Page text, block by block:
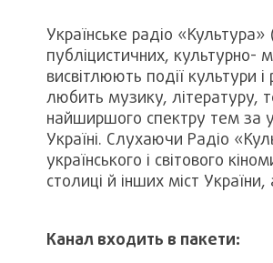
Українське радіо
публіцистичних, культурно-
висвітлюють події культури
любить музику, літературу,
найширшого спектру тем за
Україні. Слухаючи Радіо
українського і світового
столиці й інших міст
Канал входить в пакети: